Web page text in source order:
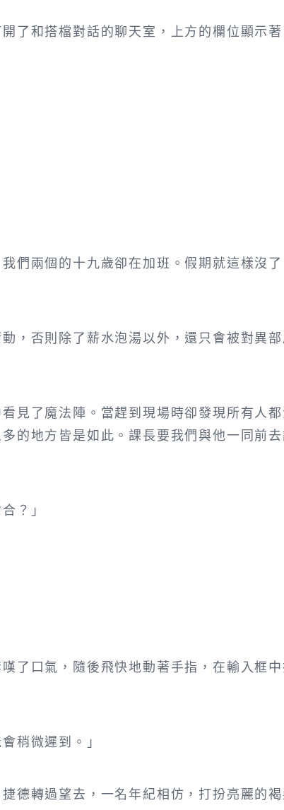
了和搭檔對話的聊天室，上方的欄位顯示
們兩個的十九歲卻在加班。假期就這樣沒
，否則除了薪水泡湯以外，還只會被對異
見了魔法陣。當趕到現場時卻發現所有人
的地方皆是如此。課長要我們與他一同前
？」
了口氣，隨後飛快地動著手指，在輸入框
稍微遲到。」
德轉過望去，一名年紀相仿，打扮亮麗的